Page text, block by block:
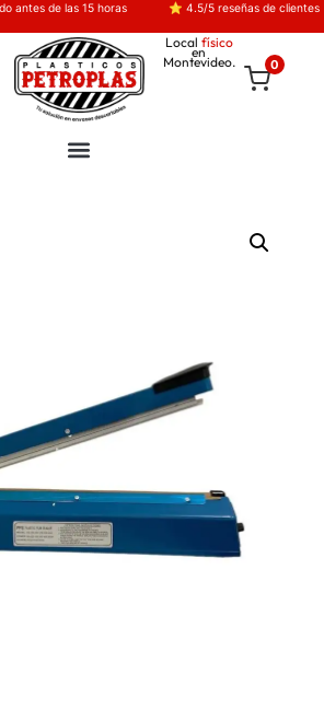
antes de las 15 horas ⭐ 4.5/5 reseñas de clientes
Local físico
en
Montevideo. 0